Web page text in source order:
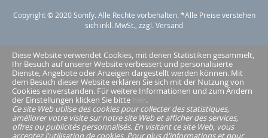
Copyright © 2020 Somfy. Alle Rechte vorbehalten. *Alle Preise verstehen
sich inkl. MwSt., zzgl. Versand
Diese Website verwendet Cookies, mit denen Statistiken gesammelt,
Ihr Besuch auf unserer Website verbessert und personalisierte
Dienste, Angebote oder Anzeigen dargestellt werden können. Mit
dem Besuch dieser Website erklären Sie sich mit der Nutzung von
Cookies einverstanden. Für weitere Informationen und zum Ändern
der Einstellungen klicken Sie bitte hier .
Ce site Web utilise des cookies pour collecter des statistiques,
améliorer votre visite sur notre site Web et afficher des services,
offres ou publicités personnalisés. En visitant ce site Web, vous
acceptez l'utilisation de cookies. Pour plus d'informations et pour